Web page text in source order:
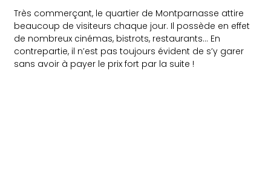
Très commerçant, le quartier de Montparnasse attire
beaucoup de visiteurs chaque jour. Il possède en effet
de nombreux cinémas, bistrots, restaurants… En
contrepartie, il n’est pas toujours évident de s’y garer
sans avoir à payer le prix fort par la suite !